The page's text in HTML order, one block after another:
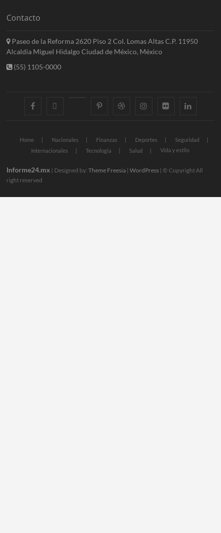
Contacto
Paseo de la Reforma 2620 Piso 2 Col. Lomas Altas C.P. 11950
Alcaldia Miguel Hidalgo Ciudad de México, México
(55) 1105-0000
facebook googlepluspinterestdribbble instagramflickr linkedin
Home Nacionales Finanzas Deportes
Seguridad
Internacionales
Tecnologia Salud Vida y estilo
Informe24.mx | Designed by:Theme Freesia |WordPress | © Copyright All
right reserved